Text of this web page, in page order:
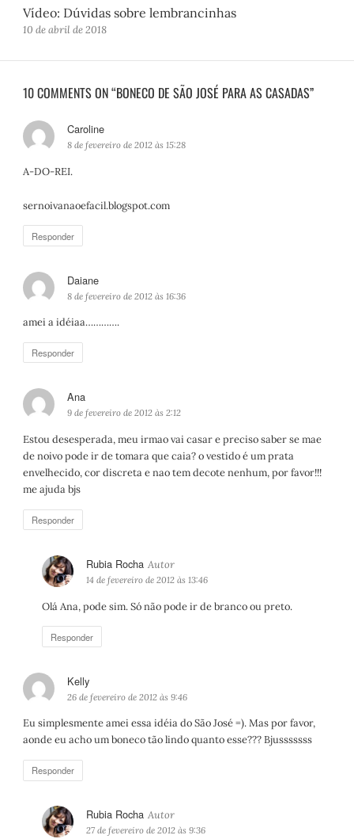
Vídeo: Dúvidas sobre lembrancinhas
10 de abril de 2018
10 COMMENTS ON “BONECO DE SÃO JOSÉ PARA AS CASADAS”
Caroline
i
:
8 de fevereiro de 2012 às 15:28
A-DO-REI.
sernoivanaoefacil.blogspot.com
Responder
Daiane
i
s
8 de fevereiro de 2012 às 16:36
amei a idéiaa………….
Responder
Ana
i
s
e
:
9 de fevereiro de 2012 às 2:12
Estou desesperada, meu irmao vai casar e preciso saber se mae
de noivo pode ir de tomara que caia? o vestido é um prata
envelhecido, cor discreta e nao tem decote nenhum, por favor!!!
me ajuda bjs
Responder
Rubia Rocha
i
s
14 de fevereiro de 2012 às 13:46
Olá Ana, pode sim. Só não pode ir de branco ou preto.
Responder
Kelly
i
s
e
26 de fevereiro de 2012 às 9:46
Eu simplesmente amei essa idéia do São José =). Mas por favor,
aonde eu acho um boneco tão lindo quanto esse??? Bjusssssss
Responder
Rubia Rocha
i
27 de fevereiro de 2012 às 9:36